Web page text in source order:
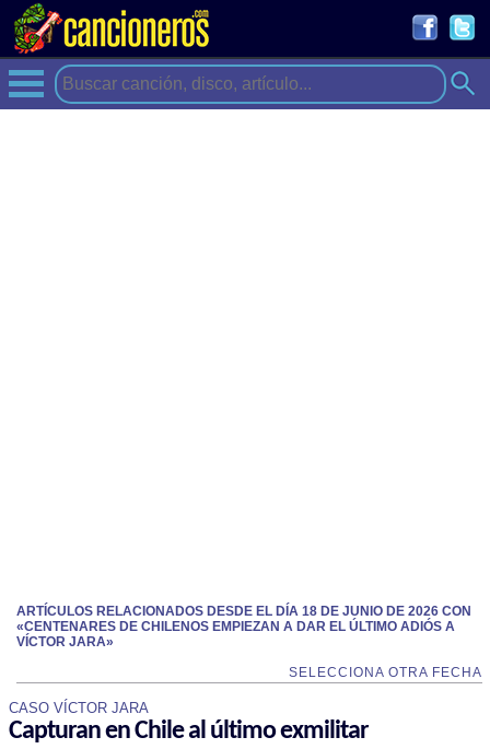
ARTÍCULOS RELACIONADOS DESDE EL DÍA 18 DE JUNIO DE 2026 CON
«CENTENARES DE CHILENOS EMPIEZAN A DAR EL ÚLTIMO ADIÓS A
VÍCTOR JARA»
SELECCIONA OTRA FECHA
CASO VÍCTOR JARA
Capturan en Chile al último exmilitar